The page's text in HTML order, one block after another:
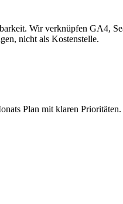
Wir verknüpfen GA4,
nicht als Kostenstelle.
Plan mit klaren